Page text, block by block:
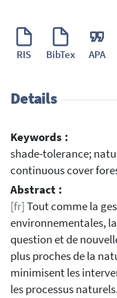
RIS BibTex APA
Details
Keywords :
shade-tolerance;
continuous cover
Abstract :
[fr]Tout comme la
environnementales,
question et de
plus proches de la
minimisent les
les processus